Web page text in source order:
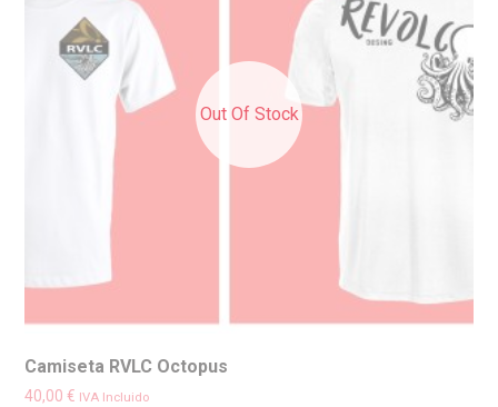
Out Of Stock
Camiseta RVLC Octopus
40,00€ IVA Incluido